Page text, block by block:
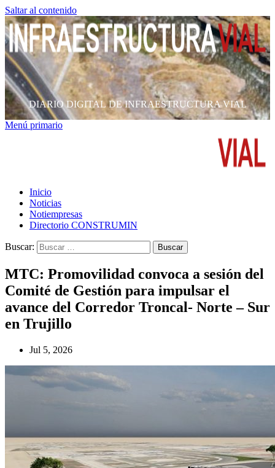
Saltar al contenido
DIARIO DIGITAL DE INFRAESTRUCTURA VIAL
Menú primario
Inicio
Noticias
Notiempresas
Directorio CONSTRUMIN
Buscar:
MTC: Promovilidad convoca a sesión del
Comité de Gestión para impulsar el
avance del Corredor Troncal- Norte – Sur
en Trujillo
Jul 5, 2026